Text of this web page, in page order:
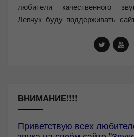
любители качественного
Левчук буду поддерживать
ВНИМАНИЕ!!!!
Приветствую всех